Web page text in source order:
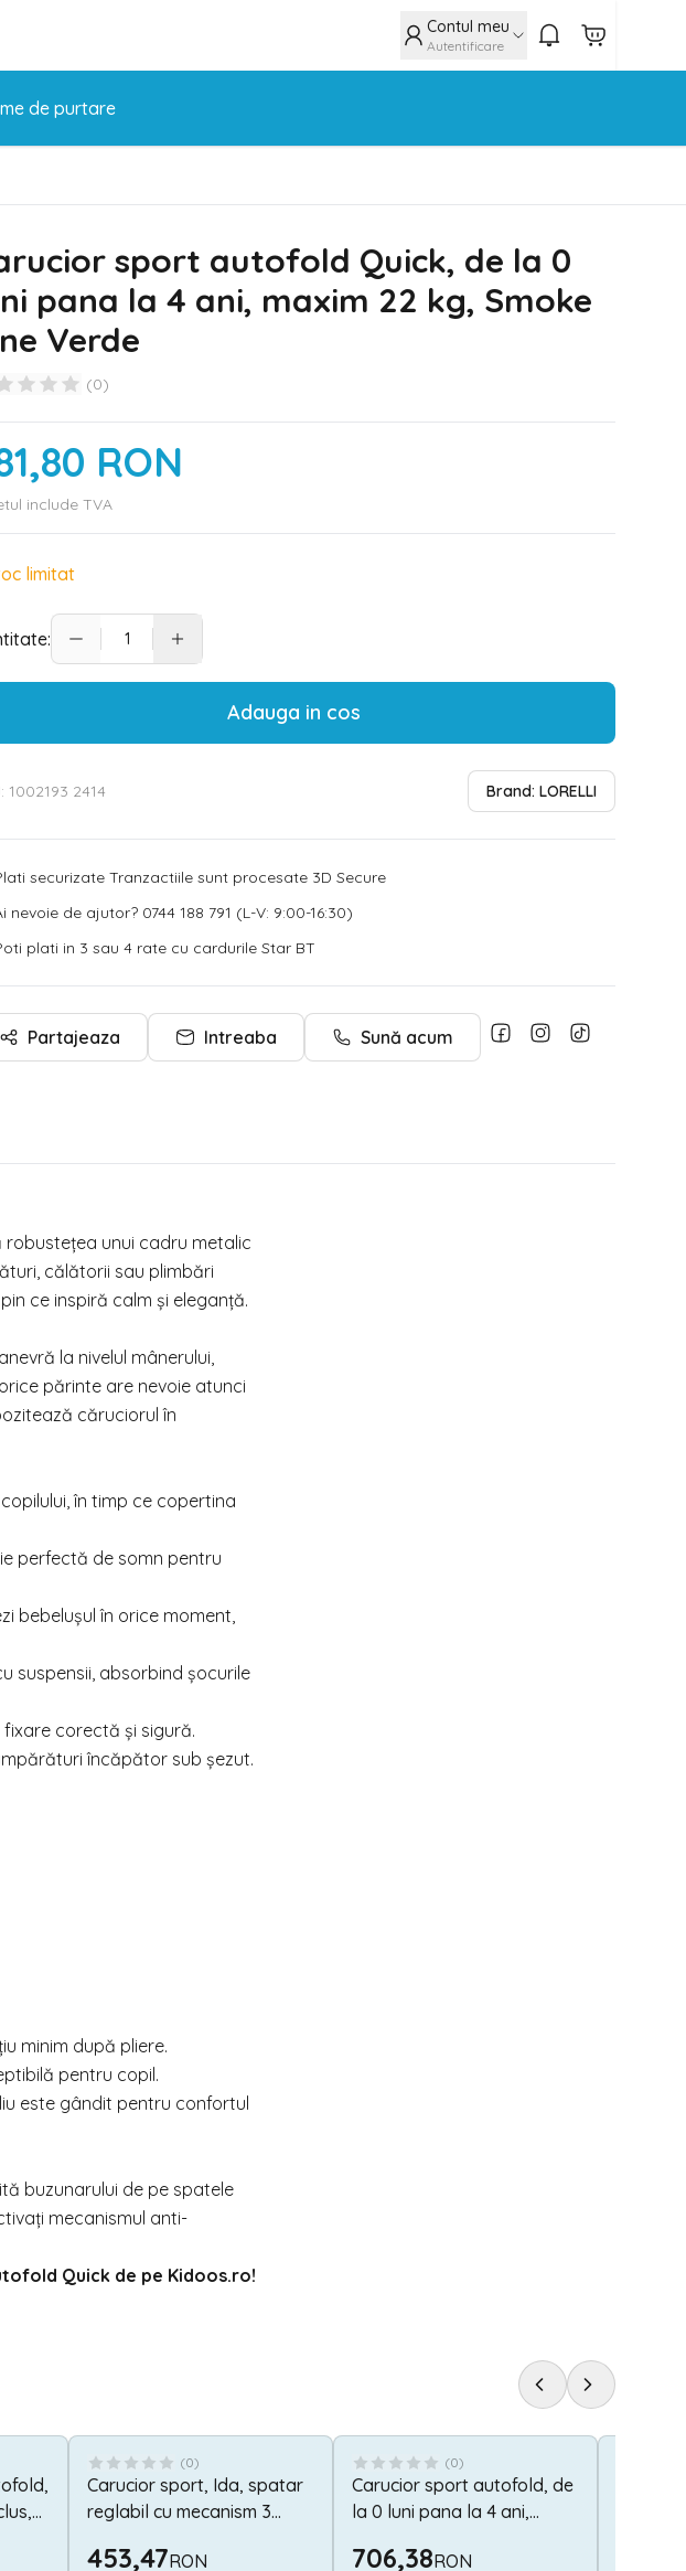
Contul meu
Autentificare
de purtare
sport autofold Quick, de la 0
pana la 4 ani, maxim 22 kg, Smoke
Verde
(0)
RON
include TVA
limitat
Adauga in cos
1002193 2414 Brand: LORELLI
securizate Tranzactiile sunt procesate 3D Secure
nevoie de ajutor? 0744 188 791 (L-V: 9:00-16:30)
plati in 3 sau 4 rate cu cardurile Star BT
Partajeaza Intreaba Sună acum
robustețea unui cadru metalic
călătorii sau plimbări
ce inspiră calm și eleganță.
la nivelul mânerului,
părinte are nevoie atunci
căruciorul în
în timp ce copertina
perfectă de somn pentru
bebelușul în orice moment,
suspensii, absorbind șocurile
corectă și sigură.
încăpător sub șezut.
minim după pliere.
pentru copil.
este gândit pentru confortul
buzunarului de pe spatele
mecanismul anti-
Quick de pe Kidoos.ro!
(0)
Carucior sport, Ida, spatar
reglabil cu mecanism 3
453,47RON
(0)
Carucior sport autofold, de
la 0 luni pana la 4 ani,
Minori, Opal Green
706,38RON